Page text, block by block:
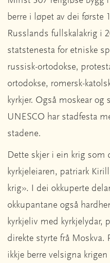
berre i løpet av dei første
Russlands fullskalakrig i
statstenesta for etniske
russisk-ortodokse,
ortodokse, romersk-
kyrkjer. Også moskear og
UNESCO har stadfesta
stadene.
Dette skjer i ein krig som
kyrkjeleiaren, patriark
krig». I dei okkuperte
okkupantane også
kyrkjeliv med kyrkjelydar,
direkte styrte frå Moskva.
ikkje berre velsigna